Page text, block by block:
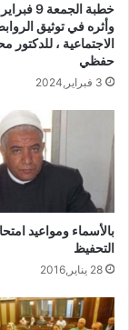
خطبة
وأثره في توثيق
الاجتماعية ،
حفظي
3 فبراير,2024
بالأسماء ومواعيد
التحفيظ
28 يناير,2016